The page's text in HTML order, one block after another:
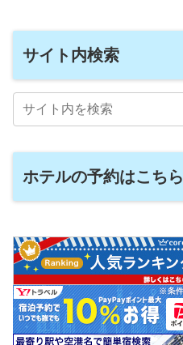
サイト内検索
ホテルの予約はこちら